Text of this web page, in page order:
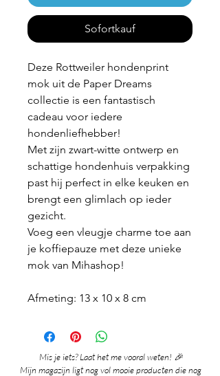
Sofortkauf
Deze Rottweiler hondenprint
mok uit de Paper Dreams
collectie is een fantastisch
cadeau voor iedere
hondenliefhebber!
Met zijn zwart-witte ontwerp en
schattige hondenhuis verpakking
past hij perfect in elke keuken en
brengt een glimlach op ieder
gezicht.
Voeg een vleugje charme toe aan
je koffiepauze met deze unieke
mok van Mihashop!
Afmeting: 13 x 10 x 8 cm
Mis je iets? Laat het me vooral weten! 🎉
Mijn magazijn ligt nog vol mooie producten die nog